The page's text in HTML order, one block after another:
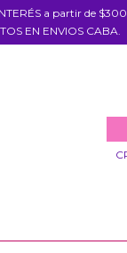
a partir de
EN ENVIOS CABA.